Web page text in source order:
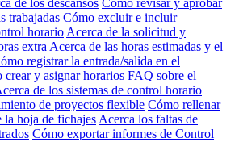
trabajadas Cómo excluir e incluir
horario Acerca de la solicitud y
extra Acerca de las horas estimadas y el
registrar la entrada/salida en el
crear y asignar horarios FAQ sobre el
de los sistemas de control horario
de proyectos flexible Cómo rellenar
la hoja de fichajes Acerca los faltas de
Cómo exportar informes de Control